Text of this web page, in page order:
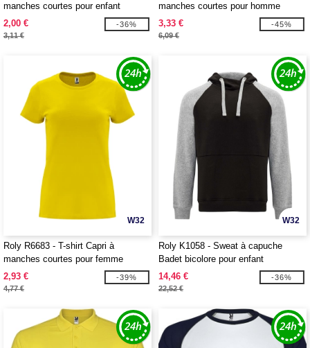
manches courtes pour enfant
2,00 €
3,11 €
-36%
manches courtes pour homme
3,33 €
6,09 €
-45%
W32
Roly R6683 - T-shirt Capri à
manches courtes pour femme
2,93 €
4,77 €
-39%
W32
Roly K1058 - Sweat à capuche
Badet bicolore pour enfant
14,46 €
22,52 €
-36%